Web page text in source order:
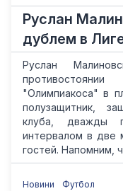
Руслан
дублем в
Руслан
"Олимпиакоса" в
полузащитник,
клуба, дважды
интервалом в две
гостей. Напомним,
Новини Футбол